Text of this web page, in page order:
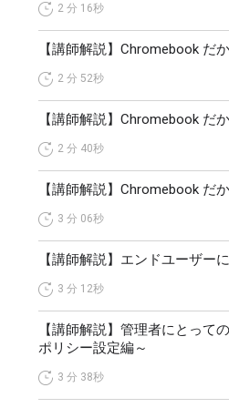
2 分 16秒
【講師解説】Chromebook だ
2 分 52秒
【講師解説】Chromebook だ
2 分 40秒
【講師解説】Chromebook だ
3 分 06秒
【講師解説】エンドユーザー
3 分 12秒
【講師解説】管理者にとって
ポリシー設定編～
3 分 38秒